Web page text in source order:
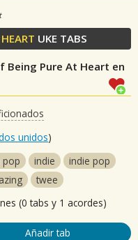
UKE TABS
Being Pure At Heart en
unidos)
pop
indie
indie pop
twee
(0 tabs y 1 acordes)
Añadir tab